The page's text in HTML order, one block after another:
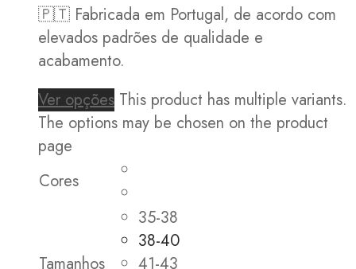
🇵🇹 Fabricada em Portugal, de acordo com
elevados padrões de qualidade e
acabamento.
Ver opções This product has multiple variants.
The options may be chosen on the product
page
Cores
Tamanhos
35-38
38-40
41-43